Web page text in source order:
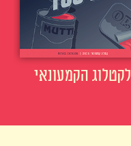
לקטלוג הקמעונאי